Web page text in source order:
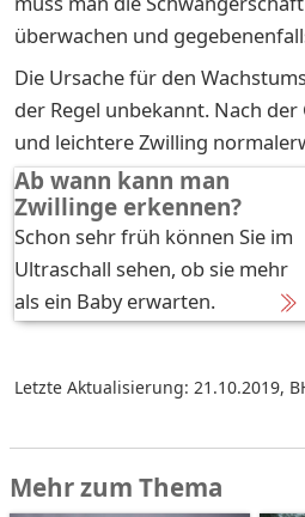
überwachen und
Die Ursache für den
der Regel unbekannt. Nach
und leichtere Zwilling
Ab wann kann man
Zwillinge erkennen?
Schon sehr früh können Sie im
Ultraschall sehen, ob sie mehr
als ein Baby erwarten.
Letzte Aktualisierung: 21.10.2019,
Mehr zum Thema